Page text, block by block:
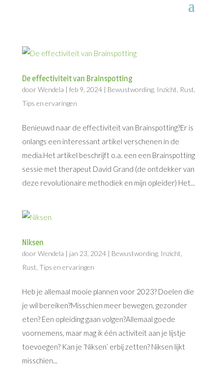
De effectiviteit van Brainspotting
door Wendela | feb 9, 2024| Bewustwording, Inzicht Rust
Tips en ervaringen
Benieuwd naar de effectiviteit van Brainspotting?Er is
onlangs een interessant artikel verschenen in de
media.Het artikel beschrijft o.a. een een Brainspotting
sessie met therapeut David Grand (de ontdekker van
deze revolutionaire methodiek en mijn opleider) Het...
Niksen
door Wendela | jan 23, 2024| Bewustwording, Inzicht
Rust Tips en ervaringen
Heb je allemaal mooie plannen voor 2023? Doelen die
je wil bereiken?Misschien meer bewegen, gezonder
eten? Een opleiding gaan volgen?Allemaal goede
voornemens, maar mag ik één activiteit aan je lijstje
toevoegen? Kan je ‘Niksen’ erbij zetten? Niksen lijkt
misschien...